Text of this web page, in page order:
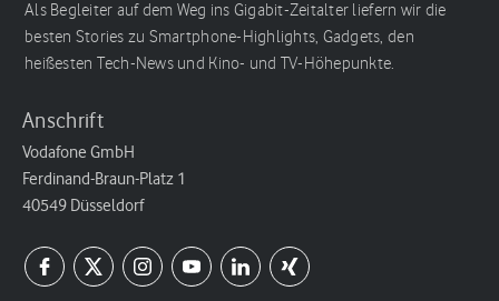
Als Begleiter auf dem Weg ins Gigabit-Zeitalter liefern wir die
besten Stories zu Smartphone-Highlights, Gadgets, den
heißesten Tech-News und Kino- und TV-Höhepunkte.
Anschrift
Vodafone GmbH
Ferdinand-Braun-Platz 1
40549 Düsseldorf